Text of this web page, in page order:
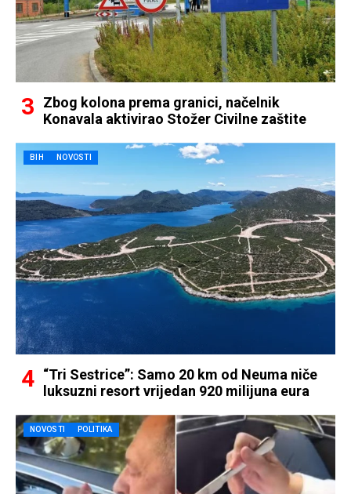
Zbog kolona prema granici, načelnik
Konavala aktivirao Stožer Civilne zaštite
BIH NOVOSTI
“Tri Sestrice”: Samo 20 km od Neuma niče
luksuzni resort vrijedan 920 milijuna eura
NOVOSTI POLITIKA